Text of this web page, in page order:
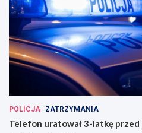
POLICJA ZATRZYMANIA
Telefon uratował 3-latkę przed